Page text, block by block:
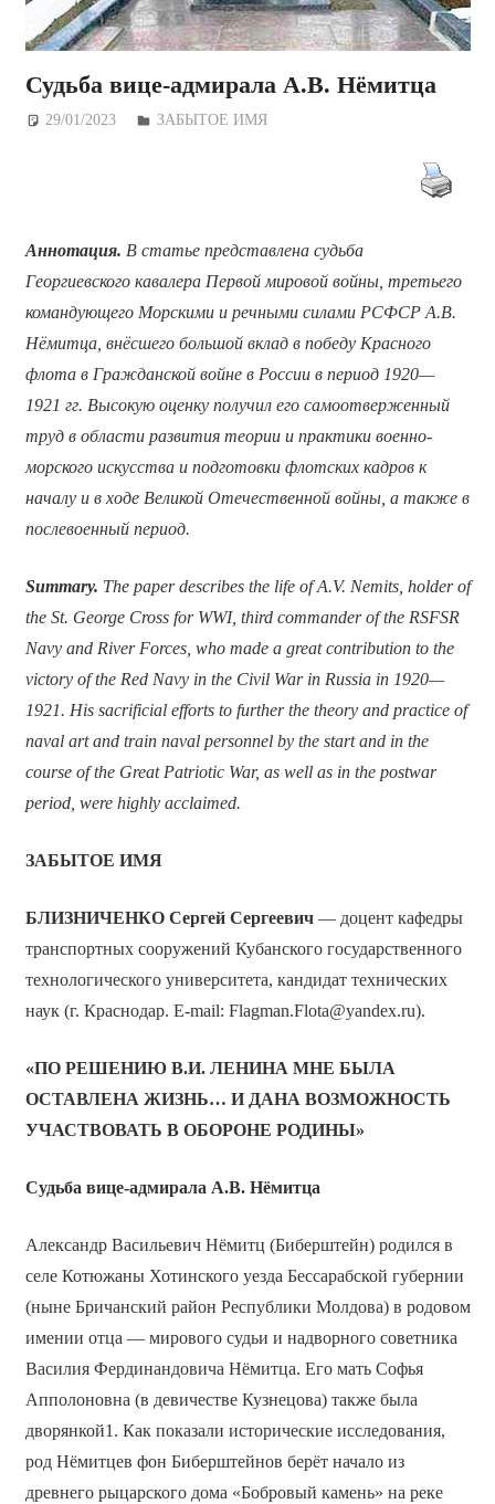
Судьба вице-адмирала А.В. Нёмитца
29/01/2023 Дежурный по Редакции
ЗАБЫТОЕ ИМЯ
Аннотация. В статье представлена судьба
Георгиевского кавалера Первой мировой войны, третьего
командующего Морскими и речными силами РСФСР А.В.
Нёмитца, внёсшего большой вклад в победу Красного
флота в Гражданской войне в России в период 1920—
1921 гг. Высокую оценку получил его самоотверженный
труд в области развития теории и практики военно-
морского искусства и подготовки флотских кадров к
началу и в ходе Великой Отечественной войны, а также в
послевоенный период.
Summary. The paper describes the life of A.V. Nemits, holder of
the St. George Cross for WWI, third commander of the RSFSR
Navy and River Forces, who made a great contribution to the
victory of the Red Navy in the Civil War in Russia in 1920—
1921. His sacrificial efforts to further the theory and practice of
naval art and train naval personnel by the start and in the
course of the Great Patriotic War, as well as in the postwar
period, were highly acclaimed.
ЗАБЫТОЕ ИМЯ
БЛИЗНИЧЕНКО Сергей Сергеевич— доцент кафедры
транспортных сооружений Кубанского государственного
технологического университета, кандидат технических
наук (г. Краснодар. E-mail: Flagman.Flota@yandex.ru).
«ПО РЕШЕНИЮ В.И. ЛЕНИНА МНЕ БЫЛА
ОСТАВЛЕНА ЖИЗНЬ… И ДАНА ВОЗМОЖНОСТЬ
УЧАСТВОВАТЬ В ОБОРОНЕ РОДИНЫ»
Судьба вице-адмирала А.В. Нёмитца
Александр Васильевич Нёмитц (Биберштейн) родился в
селе Котюжаны Хотинского уезда Бессарабской губернии
(ныне Бричанский район Республики Молдова) в родовом
имении отца — мирового судьи и надворного советника
Василия Фердинандовича Нёмитца. Его мать Софья
Апполоновна (в девичестве Кузнецова) также была
дворянкой1. Как показали исторические исследования,
род Нёмитцев фон Биберштейнов берёт начало из
древнего рыцарского дома «Бобровый камень» на реке